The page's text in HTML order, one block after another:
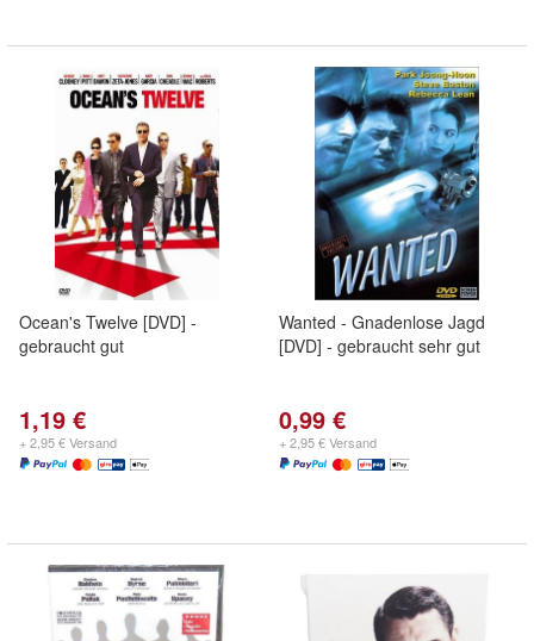
Ocean's Twelve [DVD] -
gebraucht gut
1,19 €
+ 2,95 € Versand
Wanted - Gnadenlose Jagd
[DVD] - gebraucht sehr gut
0,99 €
+ 2,95 € Versand